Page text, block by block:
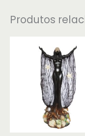
Produtos